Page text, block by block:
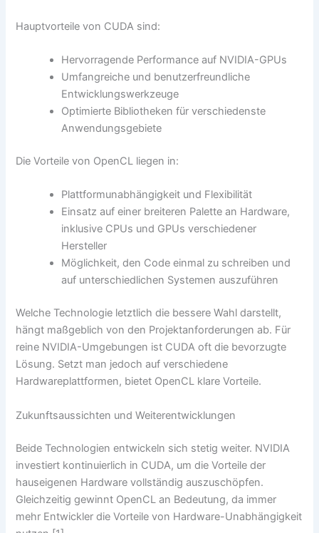
Hauptvorteile von CUDA sind:
Hervorragende Performance auf NVIDIA-GPUs
Umfangreiche und benutzerfreundliche
Entwicklungswerkzeuge
Optimierte Bibliotheken für verschiedenste
Anwendungsgebiete
Die Vorteile von OpenCL liegen in:
Plattformunabhängigkeit und Flexibilität
Einsatz auf einer breiteren Palette an Hardware,
inklusive CPUs und GPUs verschiedener
Hersteller
Möglichkeit, den Code einmal zu schreiben und
auf unterschiedlichen Systemen auszuführen
Welche Technologie letztlich die bessere Wahl darstellt,
hängt maßgeblich von den Projektanforderungen ab. Für
reine NVIDIA-Umgebungen ist CUDA oft die bevorzugte
Lösung. Setzt man jedoch auf verschiedene
Hardwareplattformen, bietet OpenCL klare Vorteile.
Zukunftsaussichten und Weiterentwicklungen
Beide Technologien entwickeln sich stetig weiter. NVIDIA
investiert kontinuierlich in CUDA, um die Vorteile der
hauseigenen Hardware vollständig auszuschöpfen.
Gleichzeitig gewinnt OpenCL an Bedeutung, da immer
mehr Entwickler die Vorteile von Hardware-Unabhängigkeit